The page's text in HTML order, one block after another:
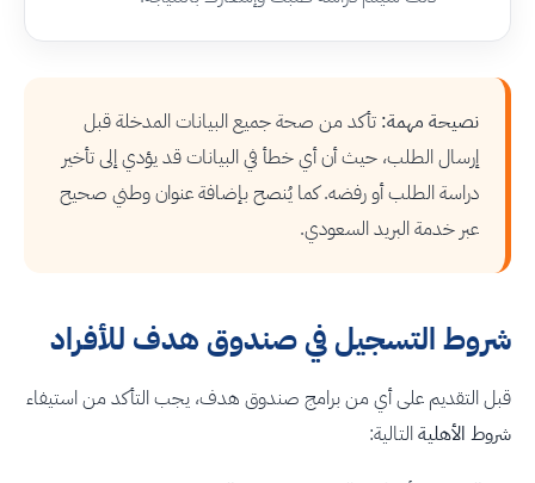
نصيحة مهمة: تأكد من صحة جميع البيانات المدخلة قبل
إرسال الطلب، حيث أن أي خطأ في البيانات قد يؤدي إلى تأخير
دراسة الطلب أو رفضه. كما يُنصح بإضافة عنوان وطني صحيح
عبر خدمة البريد السعودي.
شروط التسجيل في صندوق هدف للأفراد
قبل التقديم على أي من برامج صندوق هدف، يجب التأكد من استيفاء
شروط الأهليةالتالية: